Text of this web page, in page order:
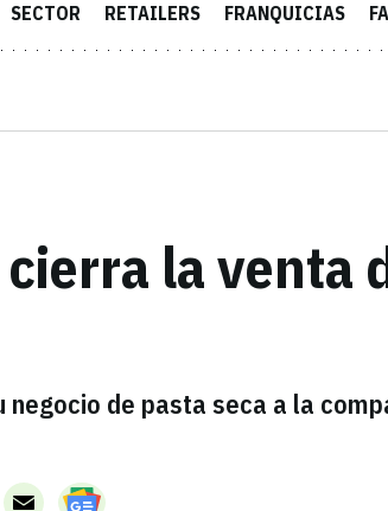
SECTOR RETAILERS FRANQUICIAS
cierra la
negocio de pasta seca a la
Email